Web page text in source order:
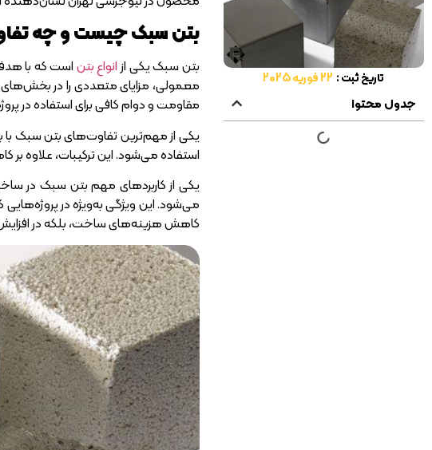
تاریخ ثبت : 22 فوریه 2025
جدول محتوا
بتن سبک چیست و چه
بتن سبک یکی از انواع بتناست که با
معمولی، مزایای متعددی را در
مقاومت و دوام کافی برای استفاده در
استفاده می‌شود. این ترکیبات، علاوه
یکی از کاربردهای مهم بتن سبک در
می‌شود. این ویژگی به‌ویژه در پروژه‌هایی
کاهش هزینه‌های ساخت، بلکه در